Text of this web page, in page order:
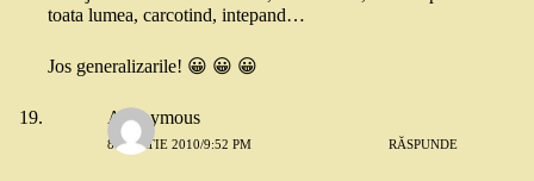
toata lumea, carcotind, intepand…
Jos generalizarile! 😀 😀 😀
Anonymous
8 MARTIE 2010/9:52 PM RĂSPUNDE